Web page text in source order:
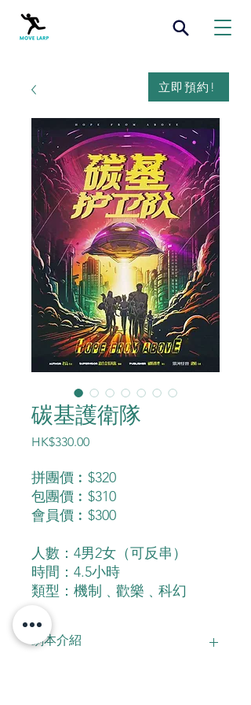
碳基護衛隊
HK$330.00價
拼團價︰$320
包團價︰$310
會員價︰$300
人數：4男2女（可反串）
時間：4.5小時
類型：機制﹑歡樂﹑科幻
劇本介紹
立即預約!